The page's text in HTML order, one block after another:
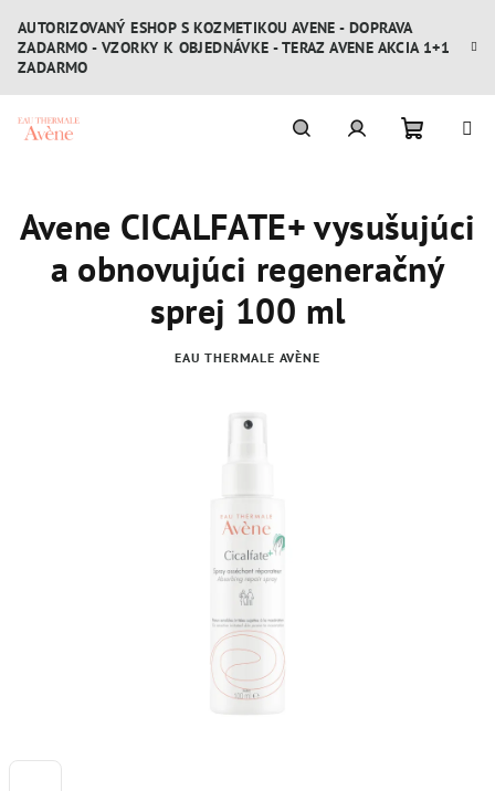
obsah
AUTORIZOVANÝ ESHOP S KOZMETIKOU AVENE - DOPRAVA
ZADARMO - VZORKY K OBJEDNÁVKE - TERAZ AVENE AKCIA 1+1
ZADARMO
košík
Avene CICALFATE+ vysušujúci
a obnovujúci regeneračný
sprej 100 ml
EAU THERMALE AVÈNE